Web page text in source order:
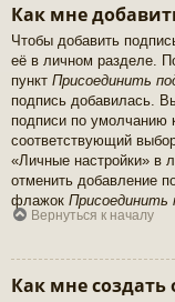
Как мне
Чтобы добавить
её в личном разделе.
пункт Присоединить
подпись добавилась.
подписи по
соответствующий
«Личные настройки» в
отменить добавление
флажок Присоединить
Вернуться к началу
Как мне создать